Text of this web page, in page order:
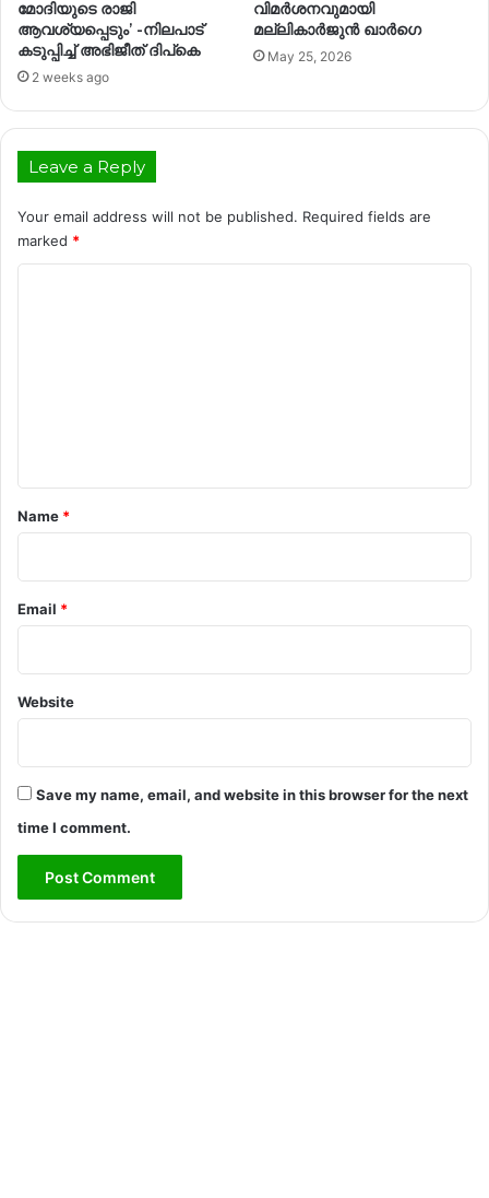
മോദിയുടെ രാജി
ആവശ്യപ്പെടും’ -നിലപാട്
കടുപ്പിച്ച് അഭിജീത് ദിപ്കെ
2 weeks ago
വിമർശനവുമായി
മല്ലികാർജുൻ ഖാർഗെ
May 25, 2026
Leave a Reply
Your email address will not be published. Required fields are
marked *
*
Name *
Email *
Website
Save my name, email, and website in this browser for the next
time I comment.